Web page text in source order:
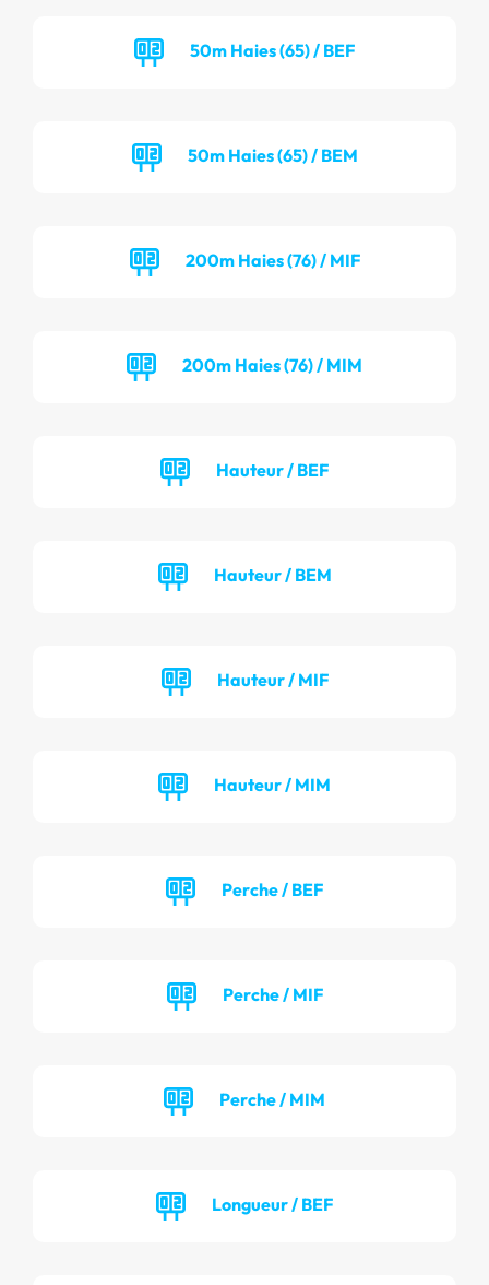
50m Haies (65) / BEF
50m Haies (65) / BEM
200m Haies (76) / MIF
200m Haies (76) / MIM
Hauteur / BEF
Hauteur / BEM
Hauteur / MIF
Hauteur / MIM
Perche / BEF
Perche / MIF
Perche / MIM
Longueur / BEF